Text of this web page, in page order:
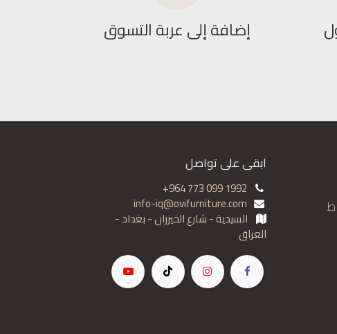
إضافة إلى عربة التسوق
ابقى على تواصل
+964 773 099 1992
info-iq@ovifurniture.com
السيدية - شارع الخيزران - بغداد -
العراق